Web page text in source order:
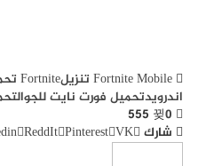
Fortnite Mobile تنزيل Fortnite تحميل لعبة للاندرويد مجانا
اندرويدتحميل فورت نايت للجوال
0
555
شارك
ReddIt Pinterest VK